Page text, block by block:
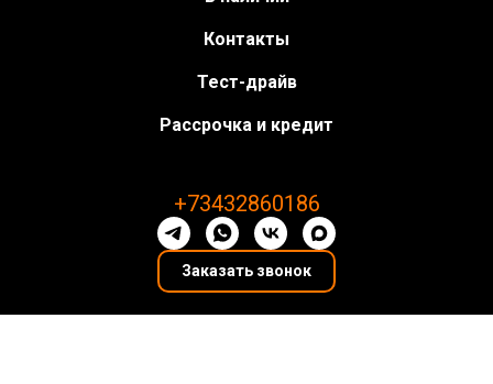
Контакты
Тест-драйв
Рассрочка и кредит
+73432860186
Заказать звонок